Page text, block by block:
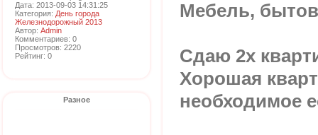
Дата: 2013-09-03 14:31:25
Категория: День города
Железнодорожный 2013
Автор: Admin
Комментариев: 0
Просмотров: 2220
Рейтинг: 0
Разное
Мебель,
Сдаю 2х
Хорошая
необходимое